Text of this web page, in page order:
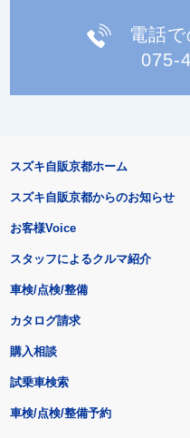
電話
075-
スズキ自販京都ホーム
スズキ自販京都からのお知らせ
お客様Voice
スタッフによるクルマ紹介
車検/点検/整備
カタログ請求
購入相談
試乗車検索
車検/点検/整備予約